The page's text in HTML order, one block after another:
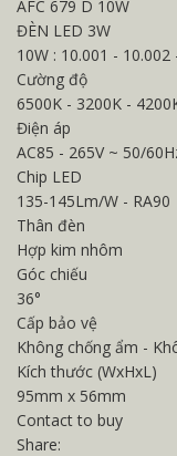
AFC 679 D 10W
ĐÈN LED 3W
10W : 10.001 - 10.002
Cường độ
6500K - 3200K -
Điện áp
AC85 - 265V ~ 50/
Chip LED
135-145Lm/W - RA90
Thân đèn
Hợp kim nhôm
Góc chiếu
36°
Cấp bảo vệ
Không chống ẩm -
Kích thước (WxHxL)
95mm x 56mm
Contact to buy
Share: